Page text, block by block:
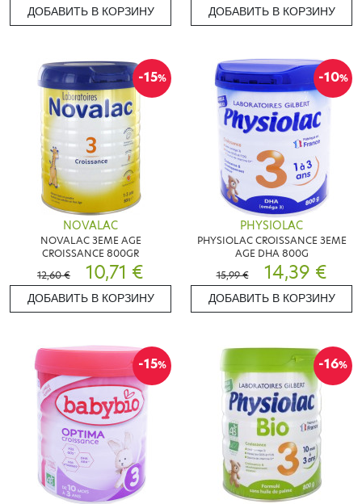
ДОБАВИТЬ В КОРЗИНУ ДОБАВИТЬ В КОРЗИНУ
-15%
NOVALAC
NOVALAC 3EME AGE
CROISSANCE 800GR
12,60 €
10,71 €
ДОБАВИТЬ В КОРЗИНУ
-10%
PHYSIOLAC
PHYSIOLAC CROISSANCE 3EME
AGE DHA 800G
15,99 €
14,39 €
ДОБАВИТЬ В КОРЗИНУ
-15% -16%